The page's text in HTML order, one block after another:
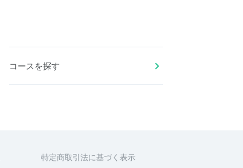
コースを探す
特定商取引法に基づく表示